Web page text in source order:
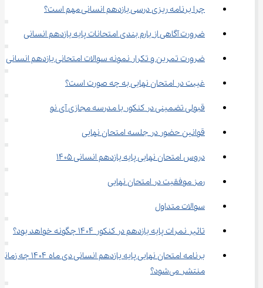
چرا برنامه ‌ریزی درسی یازدهم انسانی مهم است؟
ضرورت آگاهی از بارم بندی امتحانات پایه یازدهم انسانی
ضرورت تمرین و تکرار نمونه سوالات امتحانی یازدهم انسانی
غیبت در امتحان نهایی به چه صورت است؟
قبولی تضمینی در کنکور با مدرسه مجازی آی نو
قوانین حضور در جلسه امتحان نهایی
دروس امتحان نهایی پایه یازدهم انسانی ۱۴۰۵
رمز موفقیت در امتحان نهایی
سوالات متداول
تاثیر نمرات پایه یازدهم در کنکور ۱۴۰۴ چگونه خواهد بود؟
برنامه امتحان نهایی پایه یازدهم انسانی دی ماه ۱۴۰۴
منتشر می‌شود؟